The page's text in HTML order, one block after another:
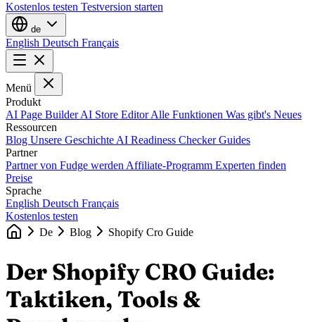
Kostenlos testen Testversion starten
de
English Deutsch Français
Menü
Produkt
AI Page BuilderAI Store EditorAlle Funktionen Was gibt's Neues
Ressourcen
Blog Unsere Geschichte AI Readiness CheckerGuides
Partner
Partner von Fudge werden Affiliate-Programm Experten finden
Preise
Sprache
English Deutsch Français
Kostenlos testen
De
Blog Shopify Cro Guide
Der Shopify CRO Guide:
Taktiken, Tools &